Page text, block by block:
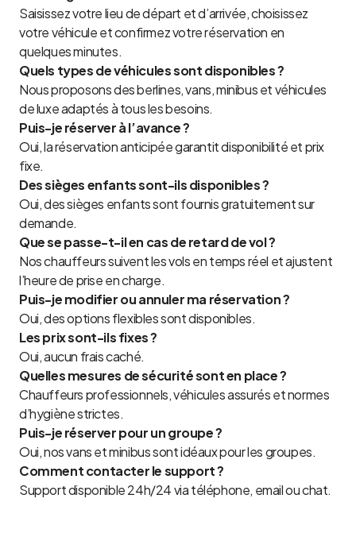
Saisissez votre lieu de départ et d’arrivée, choisissez
votre véhicule et confirmez votre réservation en
quelques minutes.
Quels types de véhicules sont disponibles ?
Nous proposons des berlines, vans, minibus et véhicules
de luxe adaptés à tous les besoins.
Puis-je réserver à l’avance ?
Oui, la réservation anticipée garantit disponibilité et prix
fixe.
Des sièges enfants sont-ils disponibles ?
Oui, des sièges enfants sont fournis gratuitement sur
demande.
Que se passe-t-il en cas de retard de vol ?
Nos chauffeurs suivent les vols en temps réel et ajustent
l’heure de prise en charge.
Puis-je modifier ou annuler ma réservation ?
Oui, des options flexibles sont disponibles.
Les prix sont-ils fixes ?
Oui, aucun frais caché.
Quelles mesures de sécurité sont en place ?
Chauffeurs professionnels, véhicules assurés et normes
d’hygiène strictes.
Puis-je réserver pour un groupe ?
Oui, nos vans et minibus sont idéaux pour les groupes.
Comment contacter le support ?
Support disponible 24h/24 via téléphone, email ou chat.